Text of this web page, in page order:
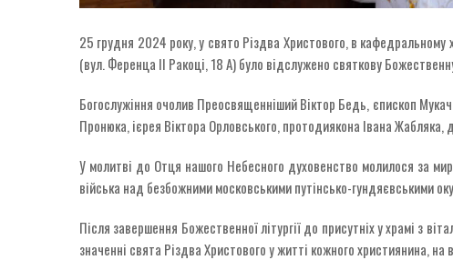
25 грудня 2024 року, у свято Різдва Христового, в кафедральному
(вул. Ференца ІІ Ракоці, 18 А) було відслужено святкову
Богослужіння очолив Преосвященніший Віктор Бедь, єпископ
Пронюка, ієрея Віктора Орловського, протодиякона Івана
У молитві до Отця нашого Небесного духовенство молилося за мир
війська над безбожними московськими путінсько-гундяєвськими
Після завершення Божественної літургії до присутніх у храмі з
значенні свята Різдва Христового у житті кожного християнина,